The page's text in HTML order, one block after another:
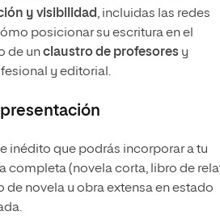
y visibilidad, incluidas las redes
posicionar su escritura en el
de unclaustro de profesores y
y editorial.
inédito que podrás incorporar a tu
completa (novela corta, libro de
novela u obra extensa en estado